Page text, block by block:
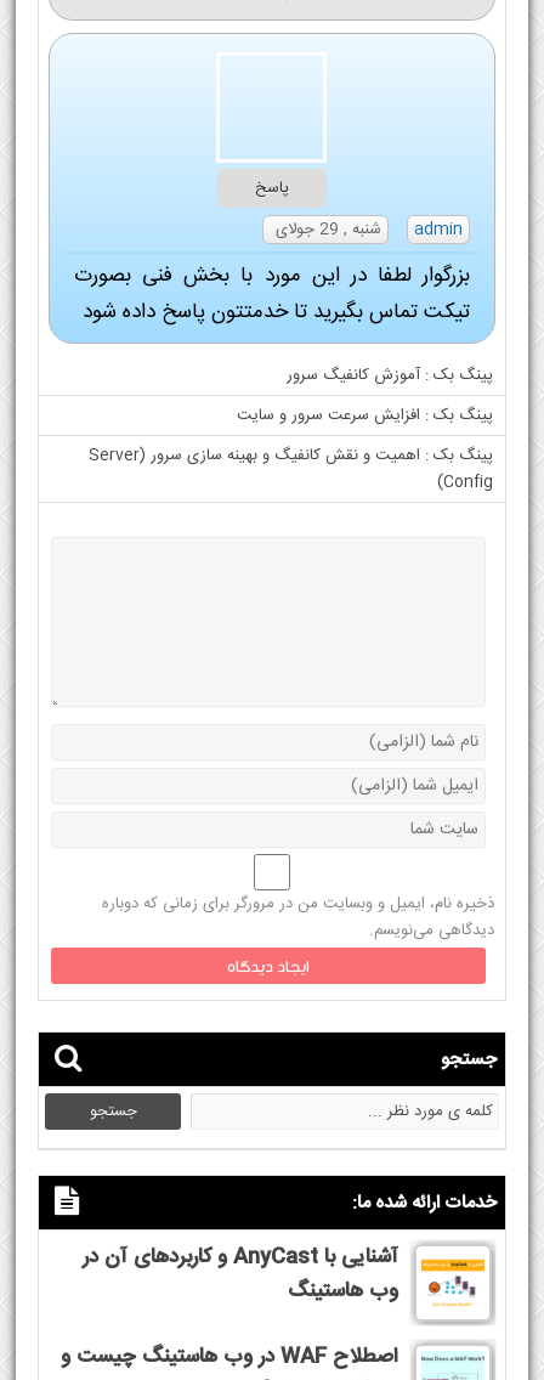
پاسخ
admin
شنبه , 29 جولای
بزرگوار لطفا در این مورد با بخش فنی بصورت
تیکت تماس بگیرید تا خدمتتون پاسخ داده شود
پینگ بک :آموزش کانفیگ سرور
پینگ بک : افزایش سرعت سرور و سایت
پینگ بک :
اهمیت و نقش کانفیگ و بهینه سازی سرور (Server
Config)
ذخیره نام، ایمیل و وبسایت من در مرورگر برای زمانی که دوباره
دیدگاهی می‌نویسم.
جستجو
خدمات ارائه شده ما:
آشنایی با AnyCast و کاربردهای آن در
وب هاستینگ
اصطلاح WAF در وب هاستینگ چیست و